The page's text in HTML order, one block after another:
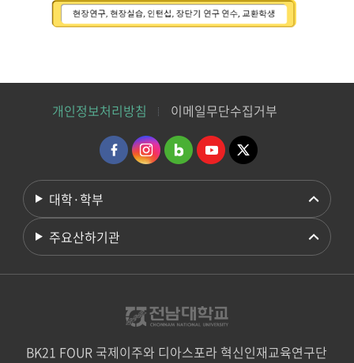
개인정보처리방침 이메일무단수집거부
대학·학부
주요산하기관
BK21 FOUR 국제이주와 디아스포라 혁신인재교육연구단